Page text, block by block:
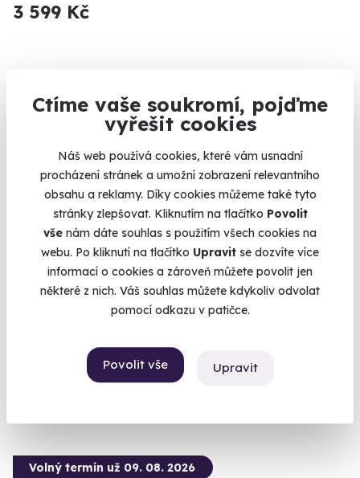
Ctíme vaše soukromí, pojďme
vyřešit cookies
Náš web používá cookies, které vám usnadní
procházení stránek a umožní zobrazení relevantního
obsahu a reklamy. Díky cookies můžeme také tyto
stránky zlepšovat. Kliknutím na tlačítko Povolit
vše nám dáte souhlas s použitím všech cookies na
webu. Po kliknutí na tlačítko Upravit se dozvíte více
informací o cookies a zároveň můžete povolit jen
některé z nich. Váš souhlas můžete kdykoliv odvolat
pomocí odkazu v patičce.
Povolit vše Upravit
3 599 Kč
9.4
Volný termín už 14. 08. 2026
Zážitková střelba: Nejsilnější zbraně - 7
zbraní
Vypálíte 13 výstřelů!
(+ 28 dalších lokalit)
3 599 Kč
Volný termín už 09. 08. 2026